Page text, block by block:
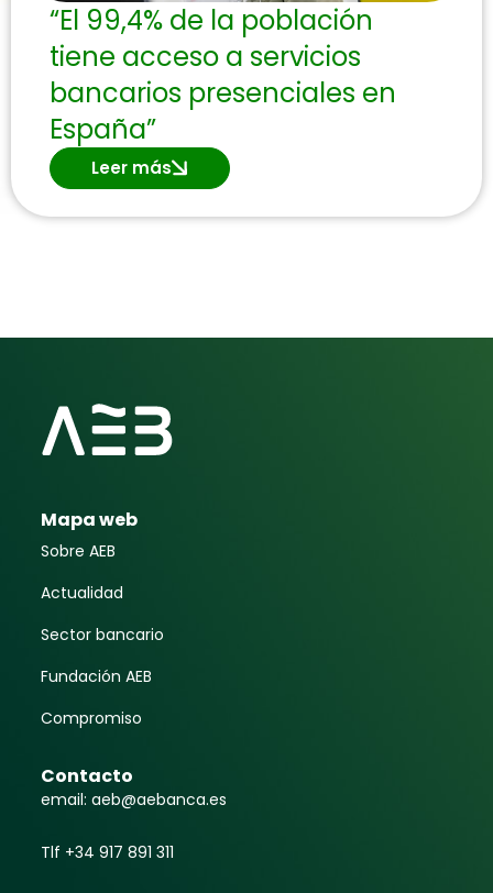
“El 99,4% de la población
tiene acceso a servicios
bancarios presenciales en
España”
Leer más
Mapa web
Sobre AEB
Actualidad
Sector bancario
Fundación AEB
Compromiso
Contacto
email: aeb@aebanca.es
Tlf +34 917 891 311